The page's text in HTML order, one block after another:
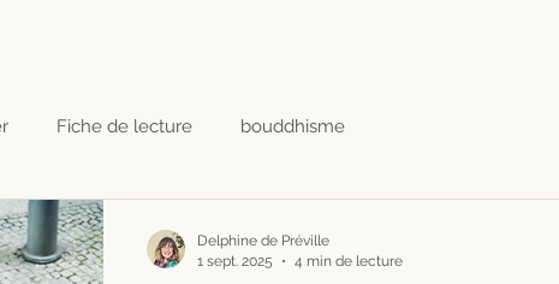
Fiche de lecture bouddhisme
Delphine de Préville
1 sept. 2025
4 min de lecture